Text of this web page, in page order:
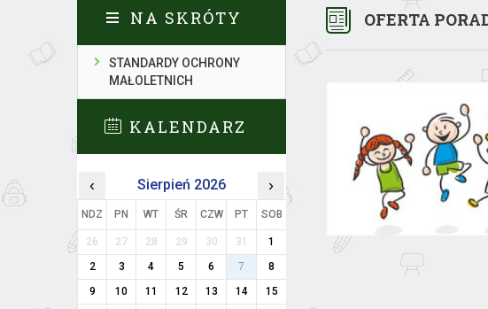
OFERTA
NA SKRÓTY
STANDARDY OCHRONY
MAŁOLETNICH
KALENDARZ
‹ Sierpień 2026 ›
NDZ PN WT ŚR CZW PT SOB
26 27 28 29 30 31
1
2
3 4 5 6 7
8
9
10 11 12 13 14
15